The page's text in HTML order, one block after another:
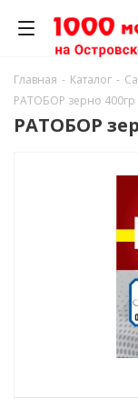
Главная - Каталог -
РАТОБОР зерно 400гр
РАТОБОР